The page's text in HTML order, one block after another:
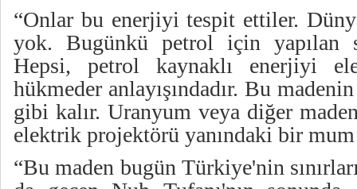
“Onlar bu enerjiyi tespit ettiler.
yok. Bugünkü petrol için yapılan
Hepsi, petrol kaynaklı enerjiyi
hükmeder anlayışındadır. Bu
gibi kalır. Uranyum veya diğer
elektrik projektörü yanındaki bir
“Bu maden bugün Türkiye'nin